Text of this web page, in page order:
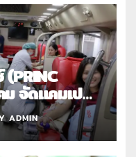
ม จัดแคมเปญ
ผสาน : สาน
ADMIN